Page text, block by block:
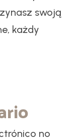
swoją
każdy
no